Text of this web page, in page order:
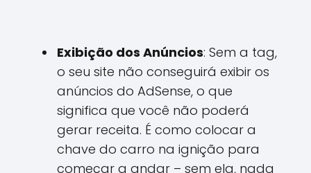
Exibição dos Anúncios: Sem a tag,
o seu site não conseguirá exibir os
anúncios do AdSense, o que
significa que você não poderá
gerar receita. É como colocar a
chave do carro na ignição para
começar a andar – sem ela, nada